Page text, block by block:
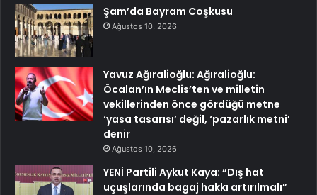
Şam’da Bayram Coşkusu
Ağustos 10, 2026
Yavuz Ağıralioğlu: Ağıralioğlu:
Öcalan’ın Meclis’ten ve milletin
vekillerinden önce gördüğü metne
‘yasa tasarısı’ değil, ‘pazarlık metni’
denir
Ağustos 10, 2026
YENİ Partili Aykut Kaya: “Dış hat
uçuşlarında bagaj hakkı artırılmalı”